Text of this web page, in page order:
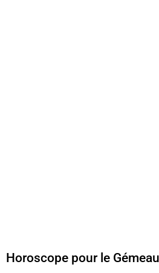
Horoscope pour le